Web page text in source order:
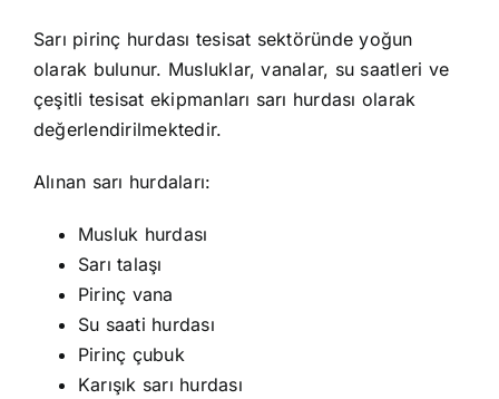
Sarı pirinç hurdası tesisat sektöründe yoğun
olarak bulunur. Musluklar, vanalar, su saatleri ve
çeşitli tesisat ekipmanları sarı hurdası olarak
değerlendirilmektedir.
Alınan sarı hurdaları:
Musluk hurdası
Sarı talaşı
Pirinç vana
Su saati hurdası
Pirinç çubuk
Karışık sarı hurdası